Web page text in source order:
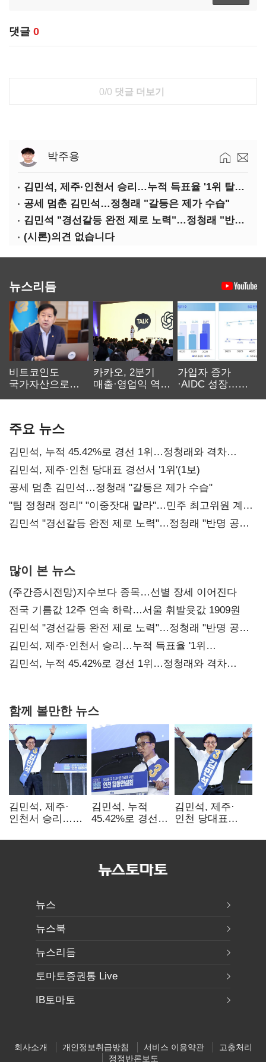
댓글 0
0/0 댓글 더보기
박주용
김민석, 제주·인천서 승리…누적 득표율 '1위 탈환'(종합)
공세 멈춘 김민석…정청래 "갈등은 제가 수습"
김민석 "경선갈등 완전 제로 노력"…정청래 "반명 공세 사과부터"
(시론)의견 없습니다
뉴스리듬
비트코인도
국가자산으로…'
카카오, 2분기
매출·영업익 역대
가입자 증가
·AIDC 성장…
주요 뉴스
김민석, 누적 45.42%로 경선 1위…정청래와 격차
0.86%p(2보)
김민석, 제주·인천 당대표 경선서 '1위'(1보)
공세 멈춘 김민석…정청래 "갈등은 제가 수습"
"팀 정청래 정리" "이중잣대 말라"…민주 최고위원 계파
다툼 격화
김민석 "경선갈등 완전 제로 노력"…정청래 "반명 공세
많이 본 뉴스
(주간증시전망)지수보다 종목…선별 장세 이어진다
전국 기름값 12주 연속 하락…서울 휘발윳값 1909원
김민석 "경선갈등 완전 제로 노력"…정청래 "반명 공세
사과부터"
김민석, 제주·인천서 승리…누적 득표율 '1위
탈환'(종합)
김민석, 누적 45.42%로 경선 1위…정청래와 격차
함께 볼만한 뉴스
김민석, 제주·
인천서 승리…
탈환'(종합)
김민석, 누적
45.42%로 경선
격차
김민석, 제주·
인천 당대표
뉴스
뉴스북
뉴스리듬
토마토증권통 Live
IB토마토
회사소개 개인정보취급방침 서비스 이용약관
고충처리
정정반론보도